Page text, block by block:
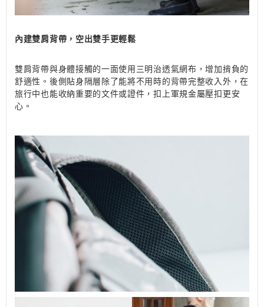
內建雙肩背帶，空出雙手更輕鬆
雙肩背帶與身體接觸的一面使用三明治透氣網布，增加揹負的
舒適性。後側貼身隔層除了能將不用時的背帶完整收入外，在
旅行中也能收納重要的文件或證件，扣上軍規金屬壓扣更安
心。